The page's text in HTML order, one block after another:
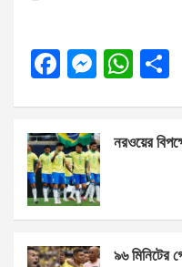
F
b
o
o
k
M
n
g
er
W
s
p
নরওয়ের
৯৬ মিনিটের